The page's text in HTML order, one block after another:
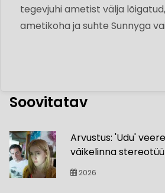
tegevjuhi ametist välja
ametikoha ja suhte Sunnyga
Soovitatav
Arvustus: 'Udu'
väikelinna
2026